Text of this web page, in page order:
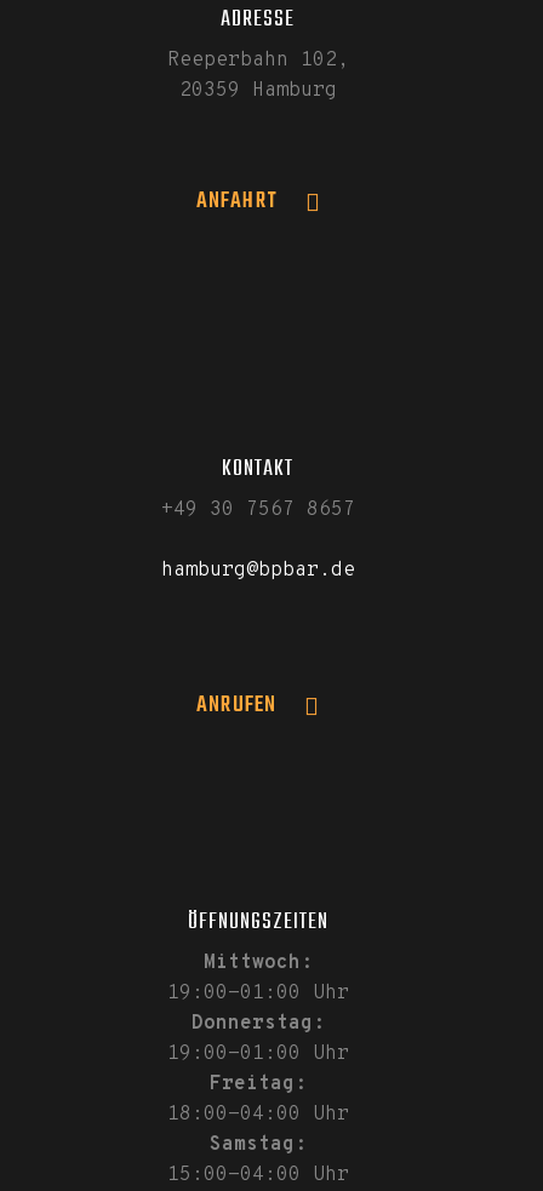
ADRESSE
Reeperbahn 102,
20359 Hamburg
ANFAHRT
KONTAKT
+49 30 7567 8657
hamburg@bpbar.de
ANRUFEN
ÖFFNUNGSZEITEN
Mittwoch:
19:00-01:00 Uhr
Donnerstag:
19:00-01:00 Uhr
Freitag:
18:00-04:00 Uhr
Samstag:
15:00-04:00 Uhr